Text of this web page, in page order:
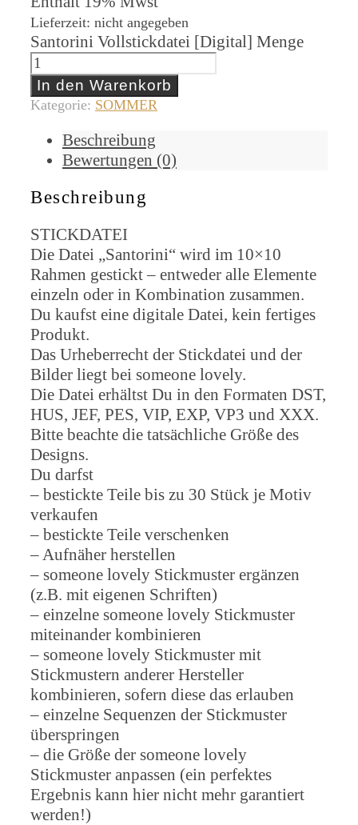
Lieferzeit: nicht angegeben
Santorini Vollstickdatei [Digital] Menge
In den Warenkorb
Kategorie: SOMMER
Beschreibung
Bewertungen (0)
Beschreibung
STICKDATEI
Die Datei „Santorini“ wird im 10×10
Rahmen gestickt – entweder alle Elemente
einzeln oder in Kombination zusammen.
Du kaufst eine digitale Datei, kein fertiges
Produkt.
Das Urheberrecht der Stickdatei und der
Bilder liegt bei someone lovely.
Die Datei erhältst Du in den Formaten DST,
HUS, JEF, PES, VIP, EXP, VP3 und XXX.
Bitte beachte die tatsächliche Größe des
Designs.
Du darfst
– bestickte Teile bis zu 30 Stück je Motiv
verkaufen
– bestickte Teile verschenken
– Aufnäher herstellen
– someone lovely Stickmuster ergänzen
(z.B. mit eigenen Schriften)
– einzelne someone lovely Stickmuster
miteinander kombinieren
– someone lovely Stickmuster mit
Stickmustern anderer Hersteller
kombinieren, sofern diese das erlauben
– einzelne Sequenzen der Stickmuster
überspringen
– die Größe der someone lovely
Stickmuster anpassen (ein perfektes
Ergebnis kann hier nicht mehr garantiert
werden!)